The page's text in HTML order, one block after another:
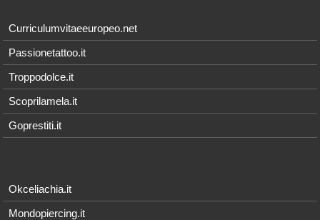
Curriculumvitaeeuropeo.net
Passionetattoo.it
Troppodolce.it
Scoprilamela.it
Goprestiti.it
Okceliachia.it
Mondopiercing.it